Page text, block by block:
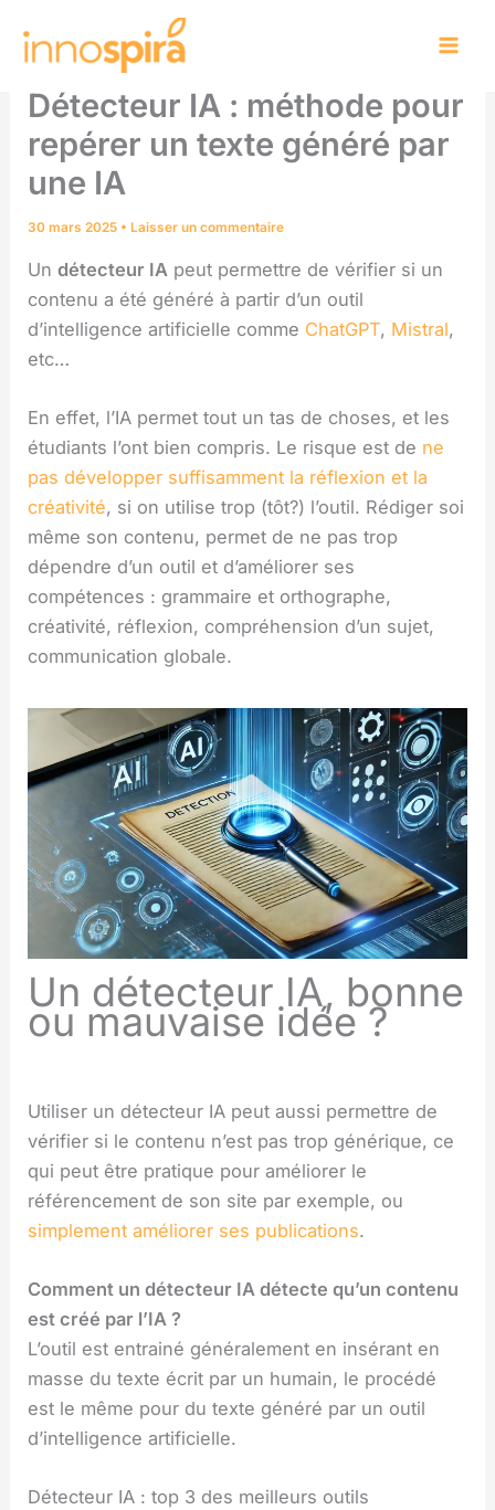
Détecteur IA : méthode pour
repérer un texte généré par
une IA
30 mars 2025 •Laisser un commentaire
Undétecteur IA peut permettre de vérifier si un
contenu a été généré à partir d’un outil
d’intelligence artificielle comme ChatGPT, Mistral,
etc…
En effet, l’IA permet tout un tas de choses, et les
étudiants l’ont bien compris. Le risque est de ne
pas développer suffisamment la réflexion et la
créativité, si on utilise trop (tôt?) l’outil. Rédiger soi
même son contenu, permet de ne pas trop
dépendre d’un outil et d’améliorer ses
compétences : grammaire et orthographe,
créativité, réflexion, compréhension d’un sujet,
communication globale.
Un détecteur IA, bonne
ou mauvaise idée ?
Utiliser un détecteur IA peut aussi permettre de
vérifier si le contenu n’est pas trop générique, ce
qui peut être pratique pour améliorer le
référencement de son site par exemple, ou
simplement améliorer ses publications.
Comment un détecteur IA détecte qu’un contenu
est créé par l’IA ?
L’outil est entrainé généralement en insérant en
masse du texte écrit par un humain, le procédé
est le même pour du texte généré par un outil
d’intelligence artificielle.
Détecteur IA : top 3 des meilleurs outils